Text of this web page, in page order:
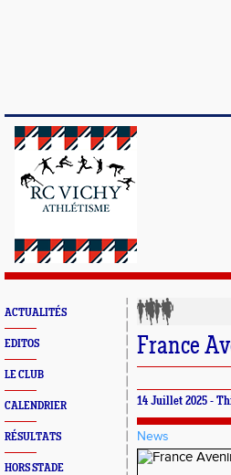
ACTUALITÉS
EDITOS
LE CLUB
CALENDRIER
RÉSULTATS
HORS STADE
France
14 Juillet 2025 -
News